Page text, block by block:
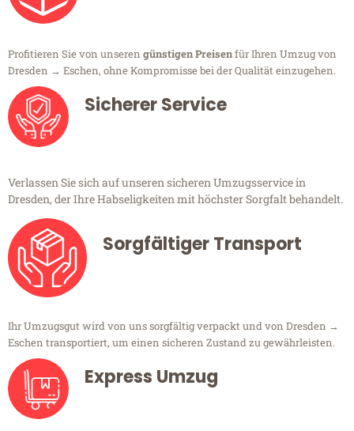
Profitieren Sie von unseren günstigen Preisenfür Ihren Umzug von
Dresden → Eschen, ohne Kompromisse bei der Qualität einzugehen.
Sicherer Service
Verlassen Sie sich auf unseren sicheren Umzugsservice in
Dresden, der Ihre Habseligkeiten mit höchster Sorgfalt behandelt.
Sorgfältiger Transport
Ihr Umzugsgut wird von uns sorgfältig verpackt und von Dresden →
Eschen transportiert, um einen sicheren Zustand zu gewährleisten.
Express Umzug